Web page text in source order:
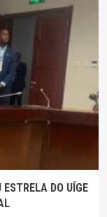
DO UÍGE